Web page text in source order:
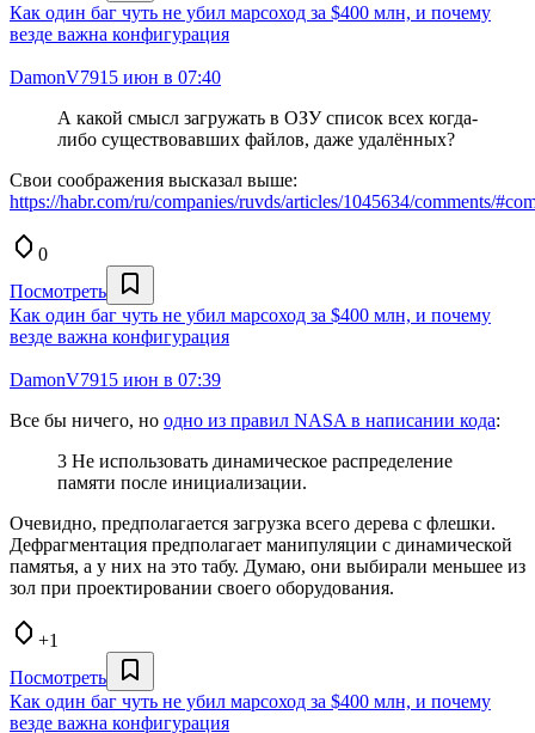
Как один баг чуть не убил марсоход за $400 млн, и почему
везде важна конфигурация
DamonV7915 июн в 07:40
А какой смысл загружать в ОЗУ список всех когда-
либо существовавших файлов, даже удалённых?
Свои соображения высказал выше:
https://habr.com/ru/companies/ruvds/articles/1045634/comments/
0
Посмотреть
Как один баг чуть не убил марсоход за $400 млн, и почему
везде важна конфигурация
DamonV7915 июн в 07:39
Все бы ничего, но одно из правил NASA в написании кода:
3 Не использовать динамическое распределение
памяти после инициализации.
Очевидно, предполагается загрузка всего дерева с флешки.
Дефрагментация предполагает манипуляции с динамической
памятья, а у них на это табу. Думаю, они выбирали меньшее из
зол при проектировании своего оборудования.
+1
Посмотреть
Как один баг чуть не убил марсоход за $400 млн, и почему
везде важна конфигурация